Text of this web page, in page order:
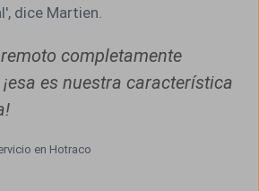
dice Martien.
completamente
es nuestra característica
en Hotraco